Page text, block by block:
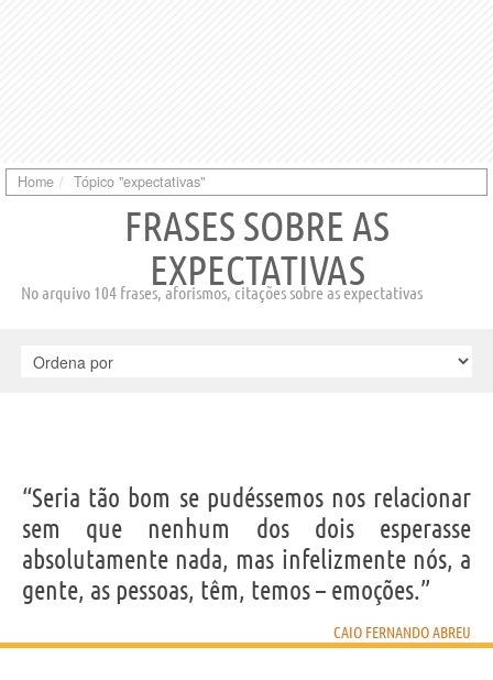
Home Tópico "expectativas"
FRASES SOBRE AS
EXPECTATIVAS
No arquivo 104 frases, aforismos, citações sobre as expectativas
“Seria tão bom se pudéssemos nos relacionar
sem que nenhum dos dois esperasse
absolutamente nada, mas infelizmente nós, a
gente, as pessoas, têm, temos – emoções.”
CAIO FERNANDO ABREU